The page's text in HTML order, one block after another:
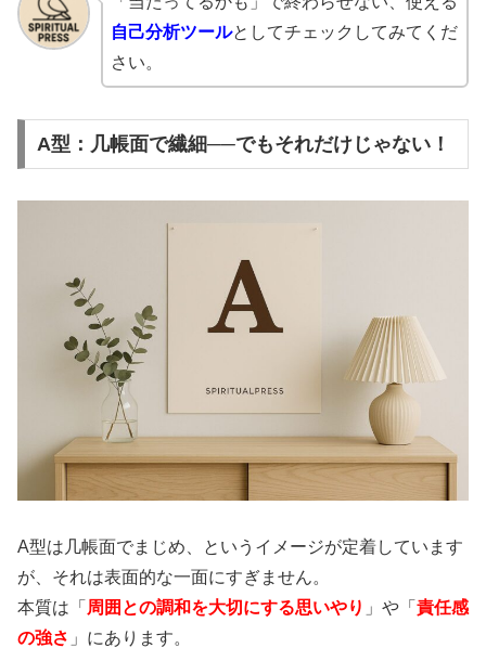
自己分析ツールとしてチェックしてみてくだ
さい。
A型：几帳面で繊細──でもそれだけじゃない！
A型は几帳面でまじめ、というイメージが定着しています
が、それは表面的な一面にすぎません。
本質は「 周囲との調和を大切にする思いやり 」や「 責任感
の強さ 」にあります。